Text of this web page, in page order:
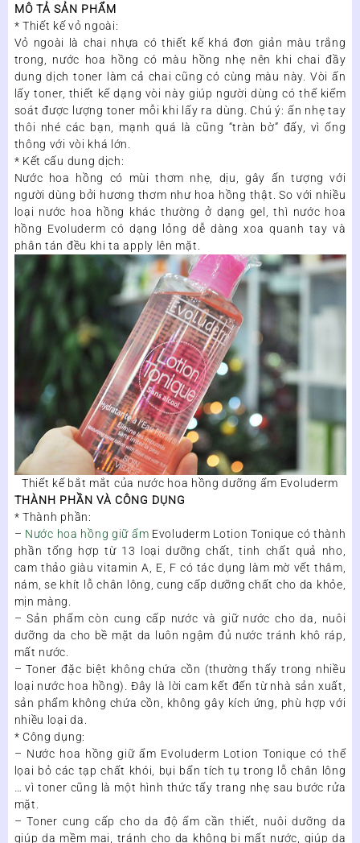
MÔ TẢ SẢN PHẨM
* Thiết kế vỏ ngoài:
Vỏ ngoài là chai nhựa có thiết kế khá đơn giản màu trắng
trong, nước hoa hồng có màu hồng nhẹ nên khi chai đầy
dung dịch toner làm cả chai cũng có cùng màu này. Vòi ấn
lấy toner, thiết kế dạng vòi này giúp người dùng có thể kiểm
soát được lượng toner mỗi khi lấy ra dùng. Chú ý: ấn nhẹ tay
thôi nhé các bạn, mạnh quá là cũng “tràn bờ” đấy, vì ống
thông với vòi khá lớn.
* Kết cấu dung dịch:
Nước hoa hồng có mùi thơm nhẹ, dịu, gây ấn tượng với
người dùng bởi hương thơm như hoa hồng thật. So với nhiều
loại nước hoa hồng khác thường ở dạng gel, thì nước hoa
hồng Evoluderm có dạng lỏng dễ dàng xoa quanh tay và
phân tán đều khi ta apply lên mặt.
Thiết kế bắt mắt của nước hoa hồng dưỡng ẩm Evoluderm
THÀNH PHẦN VÀ CÔNG DỤNG
* Thành phần:
– Nước hoa hồng giữ ẩm Evoluderm Lotion Tonique có thành
phần tổng hợp từ 13 loại dưỡng chất, tinh chất quả nho,
cam thảo giàu vitamin A, E, F có tác dụng làm mờ vết thâm,
nám, se khít lỗ chân lông, cung cấp dưỡng chất cho da khỏe,
mịn màng.
– Sản phẩm còn cung cấp nước và giữ nước cho da, nuôi
dưỡng da cho bề mặt da luôn ngậm đủ nước tránh khô ráp,
mất nước.
– Toner đặc biệt không chứa cồn (thường thấy trong nhiều
loại nước hoa hồng). Đây là lời cam kết đến từ nhà sản xuất,
sản phẩm không chứa cồn, không gây kích ứng, phù hợp với
nhiều loại da.
* Công dụng:
– Nước hoa hồng giữ ẩm Evoluderm Lotion Tonique có thể
lọai bỏ các tạp chất khói, bụi bẩn tích tụ trong lỗ chân lông
… vì toner cũng là một hình thức tẩy trang nhẹ sau bước rửa
mặt.
– Toner cung cấp cho da độ ẩm cần thiết, nuôi dưỡng da
giúp da mềm mại, tránh cho da không bị mất nước, giúp da